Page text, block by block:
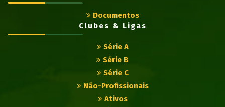
Documentos
Clubes & Ligas
Série A
Série B
Série C
Não-Profissionais
Ativos